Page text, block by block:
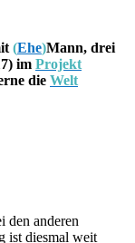
(Ehe)Mann, drei
im Projekt
die Welt
den anderen
ist diesmal weit